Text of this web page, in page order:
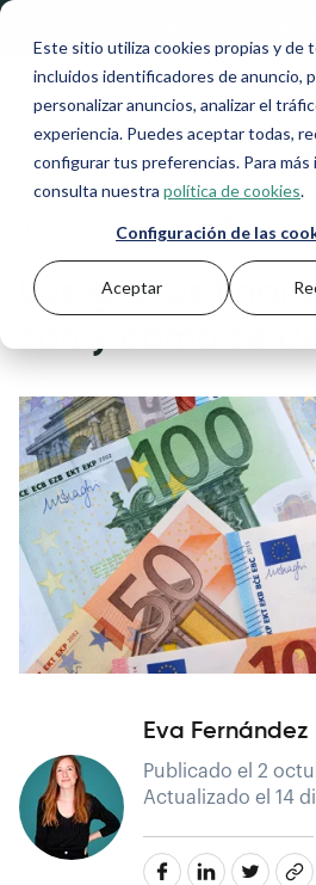
Este sitio utiliza cookies propias y de
incluidos identificadores de anuncio,
personalizar anuncios, analizar el
experiencia. Puedes aceptar todas,
configurar tus preferencias. Para más
consulta nuestra política de cookies.
Configuración de las
Aceptar
💚 20% de descuento con
Blog >Autónomos y Pymes >
qué son y cómo se deducen
Los gastos
son y cómo se
Eva Fernández
Publicado el 2
Actualizado el 14